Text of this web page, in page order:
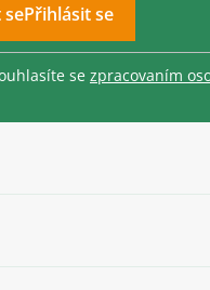
Přihlásit se
se zpracovaním